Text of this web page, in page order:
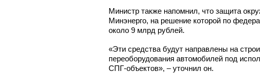
Министр также напомнил, что защита
Минэнерго, на решение которой по
около 9 млрд рублей.
«Эти средства будут направлены на
переоборудования автомобилей под
СПГ-объектов», – уточнил он.